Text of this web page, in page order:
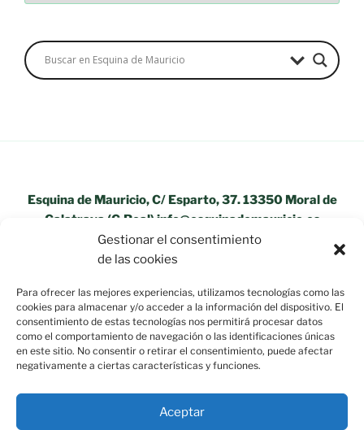
Gestionar el consentimiento
de las cookies
Para ofrecer las mejores experiencias, utilizamos tecnologías como las
cookies para almacenar y/o acceder a la información del dispositivo. El
consentimiento de estas tecnologías nos permitirá procesar datos
como el comportamiento de navegación o las identificaciones únicas
en este sitio. No consentir o retirar el consentimiento, puede afectar
negativamente a ciertas características y funciones.
Aceptar
Esquina de Mauricio, C/ Esparto, 37. 13350 Moral de
Calatrava (C.Real) info@esquinademauricio.es
«Aviso Legal»